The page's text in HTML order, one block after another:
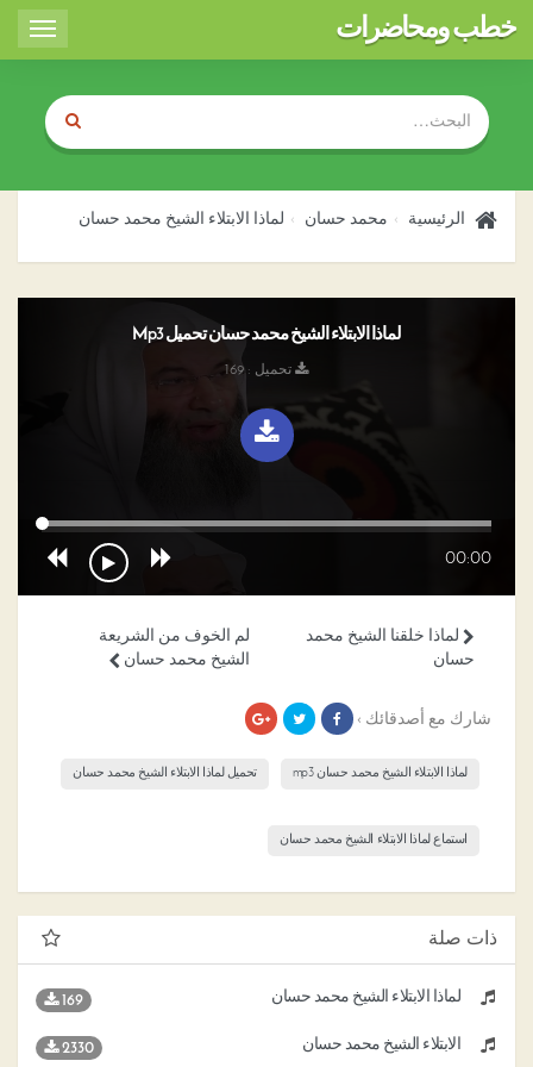
Toggle
خطب ومحاضرات
الرئيسية محمد حسان لماذا الابتلاء الشيخ محمد حسان
لماذا الابتلاء الشيخ محمد حسان تحميل Mp3
تحميل : 169
00:00
لم الخوف من الشريعة
الشيخ محمد حسان
لماذا خلقنا الشيخ محمد
حسان
شارك مع أصدقائك ›
لماذا الابتلاء الشيخ محمد حسان mp3 تحميل لماذا الابتلاء الشيخ محمد حسان
استماع لماذا الابتلاء الشيخ محمد حسان
ذات صلة
لماذا الابتلاء الشيخ محمد حسان 169
الابتلاء الشيخ محمد حسان 2330